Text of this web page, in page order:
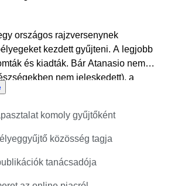
országos rajzversenynek
kezdett gyűjteni. A legjobb
és kiadták. Bár Atanasio nem
nem jeleskedett), a
felkeltették szenvedélyét a
elkezdett foglalkozni a
vétellel-eladással. Online
majd részletekben értékesítette.
komoly gyűjtőként
közösség tagja
tanácsadója